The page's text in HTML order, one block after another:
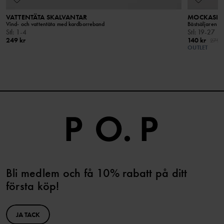
VATTENTÄTA SKALVANTAR
Vind- och vattentäta med kardborreband
Stl : 1-4
249 kr
Bästsäljaren
Stl : 19-27
140 kr
OUTLET
Bli medlem och få 10% rabatt på ditt
första köp!
JA TACK